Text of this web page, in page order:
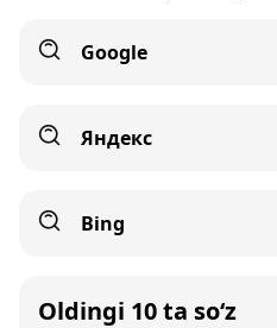
Google
Яндекс
Bing
Oldingi 10 ta so‘z